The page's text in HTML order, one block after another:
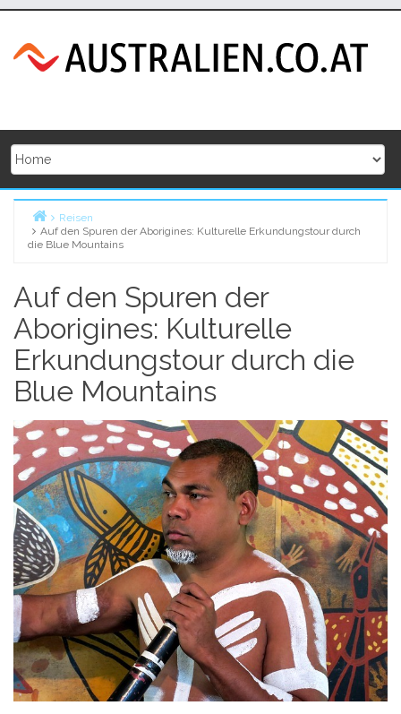
content
Home
Reisen
Auf den Spuren der Aborigines: Kulturelle Erkundungstour durch
die Blue Mountains
Auf den Spuren der
Aborigines: Kulturelle
Erkundungstour durch die
Blue Mountains